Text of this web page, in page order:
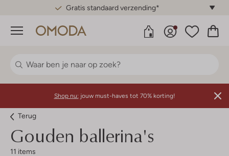
Gratis standaard verzending*
Menu
Shop nu: jouw must-haves tot 70% korting!
Terug
Gouden ballerina's
11 items